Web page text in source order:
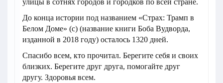
До конца истории под названием «Страх: Трамп в
Белом Доме» (с) (название книги Боба Вудворда,
изданной в 2018 году) осталось 1320 дней.
Спасибо всем, кто прочитал. Берегите себя и своих
близких. Берегите друг друга, помогайте друг
другу. Здоровья всем.